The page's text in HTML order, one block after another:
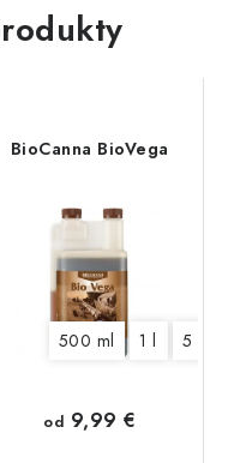
BioCanna BioVega
500 ml 1 l 5 l
od 9,99 €